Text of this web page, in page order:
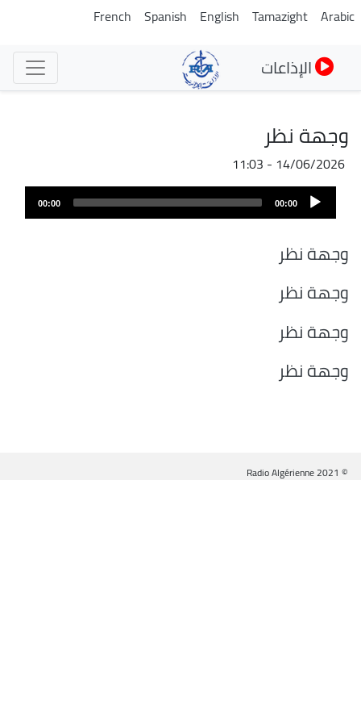
تجاوز
Arabic
Tamazight
English
Spanish
French
الإذاعات
وجهة نظر
14/06/2026 - 11:03
ملف
الصوت
Audio
Player
00:00
00:00
وجهة نظر
وجهة نظر
وجهة نظر
وجهة نظر
© Radio Algérienne 2021